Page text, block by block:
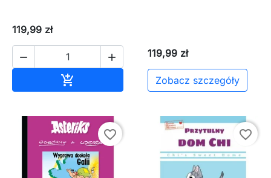
119,99 zł
 
 Dodaj do koszyka
119,99 zł
Zobacz szczegóły
favorite_border favorite_border